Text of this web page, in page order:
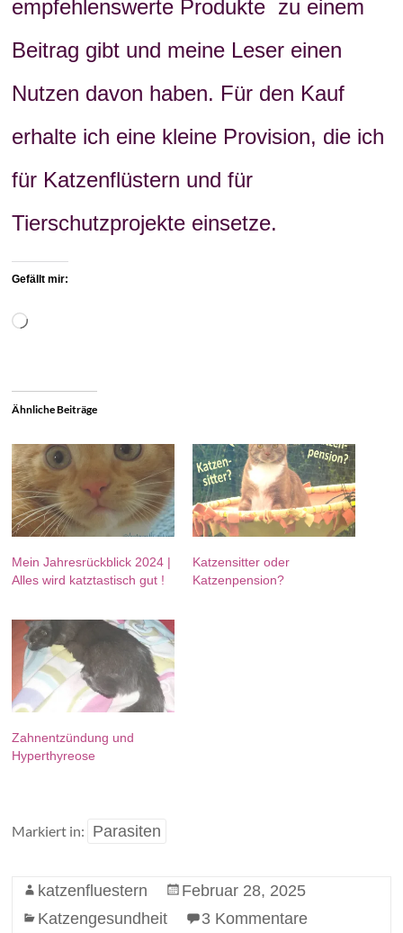
empfehlenswerte Produkte zu einem
Beitrag gibt und meine Leser einen
Nutzen davon haben. Für den Kauf
erhalte ich eine kleine Provision, die ich
für Katzenflüstern und für
Tierschutzprojekte einsetze.
Gefällt mir:
Wird
Ähnliche Beiträge
Mein Jahresrückblick 2024 |
Alles wird katztastisch gut !
Katzensitter oder
Katzenpension?
Zahnentzündung und
Hyperthyreose
Markiert in: Parasiten
katzenfluestern
Februar 28, 2025
Katzengesundheit
3 Kommentare